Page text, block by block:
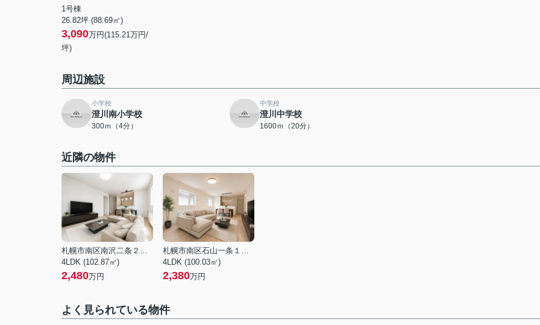
1号棟
26.82坪 (88.69㎡)
3,090万円(115.21万円/
坪)
周辺施設
小学校
澄川南小学校
300ｍ（4分）
中学校
澄川中学校
1600ｍ（20分）
近隣の物件
札幌市南区南沢二条２丁目
4LDK (102.87㎡)
2,480万円
札幌市南区石山一条１丁目
4LDK (100.03㎡)
2,380万円
よく見られている物件